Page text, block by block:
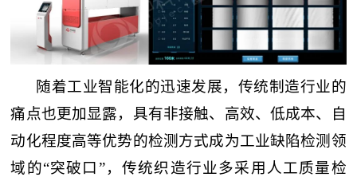
随着工业智能化的迅速发展，传统制造行业的
痛点也更加显露，具有非接触、高效、低成本、自
动化程度高等优势的检测方式成为工业缺陷检测领
域的“突破口”，传统织造行业多采用人工质量检